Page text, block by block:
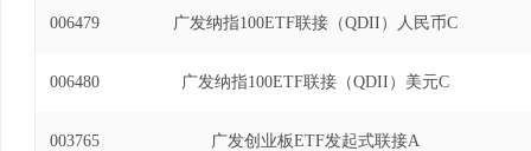
2023年3月8日至2024年3月30日)。
006479 广发纳指100ETF联接（QDII）人民币C
006480 广发纳指100ETF联接（QDII）美元C
003765 广发创业板ETF发起式联接A